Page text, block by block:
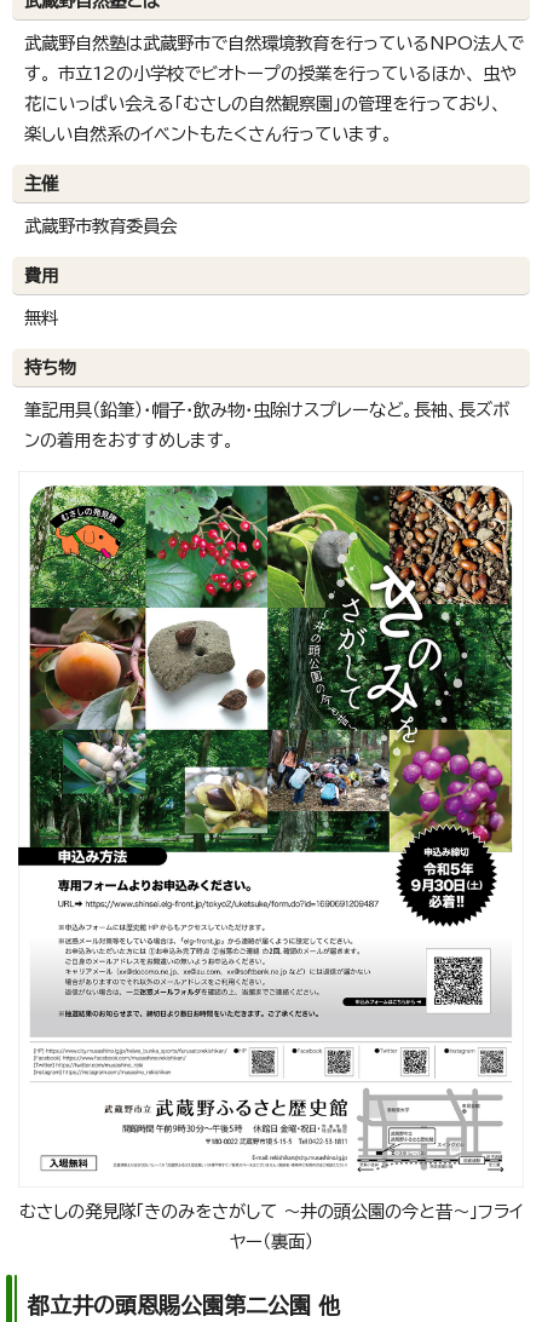
武蔵野自然塾は武蔵野市で自然環境教育を行っているNPO法人で
す。 市立12の小学校でビオトープの授業を行っているほか、 虫や
花にいっぱい会える「むさしの自然観察園」の管理を行っており、
楽しい自然系のイベントもたくさん行っています。
主催
武蔵野市教育委員会
費用
無料
持ち物
筆記用具（鉛筆）・帽子・飲み物・虫除けスプレーなど。長袖、長ズボ
ンの着用をおすすめします。
むさしの発見隊「きのみをさがして ～井の頭公園の今と昔～」フライ
ヤー（裏面）
都立井の頭恩賜公園第二公園 他